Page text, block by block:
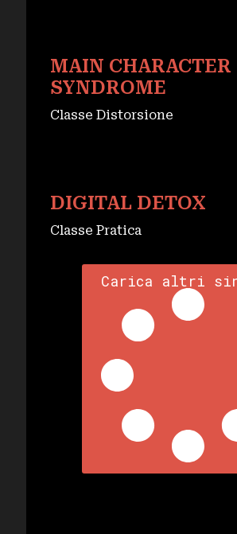
MAIN CHARACTER
SYNDROME
Classe Distorsione
DIGITAL DETOX
Classe Pratica
Carica altri